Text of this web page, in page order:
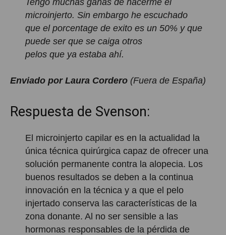
Tengo muchas ganas de hacerme el
microinjerto. Sin embargo he escuchado
que el porcentage de exito es un 50% y que
puede ser que se caiga otros
pelos que ya estaba ahí.
Enviado por Laura Cordero (Fuera de España)
Respuesta de Svenson:
El microinjerto capilar es en la actualidad la
única técnica quirúrgica capaz de ofrecer una
solución permanente contra la alopecia. Los
buenos resultados se deben a la continua
innovación en la técnica y a que el pelo
injertado conserva las características de la
zona donante. Al no ser sensible a las
hormonas responsables de la pérdida de